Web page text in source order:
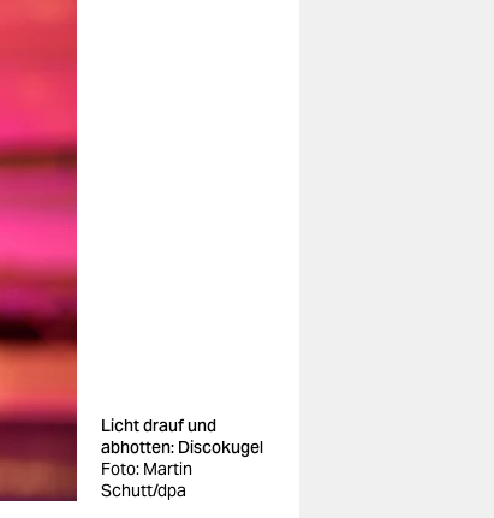
Licht drauf und
abhotten: Discokugel
Foto: Martin
Schutt/dpa